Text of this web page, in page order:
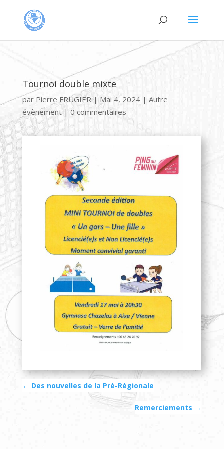
Tournoi double mixte
par Pierre FRUGIER|Mai 4, 2024| Autre
évènement| 0 commentaires
← Des nouvelles de la Pré-Régionale
Remerciements →